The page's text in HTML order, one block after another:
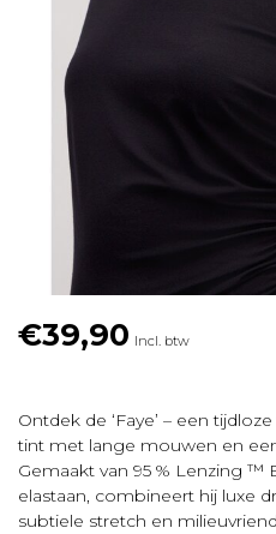
€39,90 Incl. btw
Ontdek de ‘Faye’ – een
tint met lange mouwen en
Gemaakt van 95 % Lenzing ™
elastaan, combineert hij luxe
subtiele stretch en